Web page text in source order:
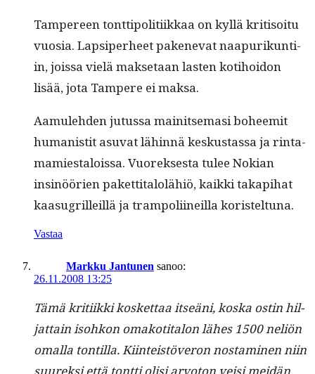
Tam­pereen tont­tipoli­ti­ikkaa on kyl­lä kri­ti­soitu
vuosia. Lap­siper­heet pak­enevat naa­purikun­ti­
in, jois­sa vielä mak­se­taan las­ten koti­hoidon
lisää, jota Tam­pere ei maksa.
Aamule­hden jutus­sa mainit­se­masi boheemit
human­is­tit asu­vat lähin­nä keskus­tas­sa ja rin­ta­
mami­estalois­sa. Vuorek­ses­ta tulee Nokian
insinöörien paket­ti­talolähiö, kaik­ki takapi­hat
kaa­sug­rilleil­lä ja tram­poli­ineil­la koristeltuna.
Vastaa
Markku Jantunen sanoo:
26.11.2008 13:25
Tämä kri­ti­ik­ki kos­ket­taa itseäni, kos­ka ostin hil­
jat­tain isohkon omakoti­talon läh­es 1500 neliön
oma­l­la ton­til­la. Kiin­teistöveron nos­t­a­mi­nen niin
suurek­si että tont­ti olisi arvo­ton veisi mei­dän